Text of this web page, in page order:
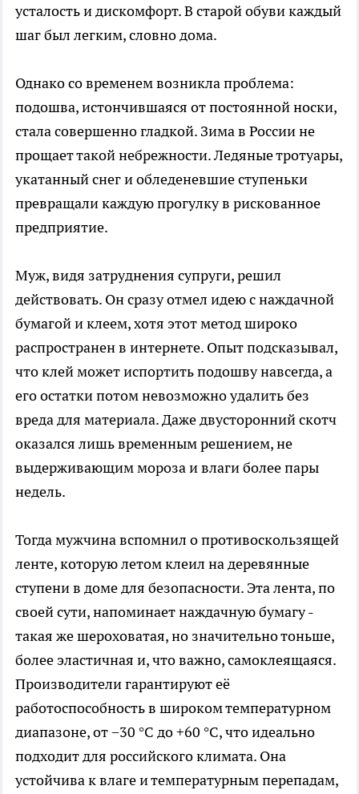
усталость и дискомфорт. В старой обуви каждый
шаг был легким, словно дома.
Однако со временем возникла проблема:
подошва, истончившаяся от постоянной носки,
стала совершенно гладкой. Зима в России не
прощает такой небрежности. Ледяные тротуары,
укатанный снег и обледеневшие ступеньки
превращали каждую прогулку в рискованное
предприятие.
Муж, видя затруднения супруги, решил
действовать. Он сразу отмел идею с наждачной
бумагой и клеем, хотя этот метод широко
распространен в интернете. Опыт подсказывал,
что клей может испортить подошву навсегда, а
его остатки потом невозможно удалить без
вреда для материала. Даже двусторонний скотч
оказался лишь временным решением, не
выдерживающим мороза и влаги более пары
недель.
Тогда мужчина вспомнил о противоскользящей
ленте, которую летом клеил на деревянные
ступени в доме для безопасности. Эта лента, по
своей сути, напоминает наждачную бумагу -
такая же шероховатая, но значительно тоньше,
более эластичная и, что важно, самоклеящаяся.
Производители гарантируют её
работоспособность в широком температурном
диапазоне, от −30 °C до +60 °C, что идеально
подходит для российского климата. Она
устойчива к влаге и температурным перепадам,